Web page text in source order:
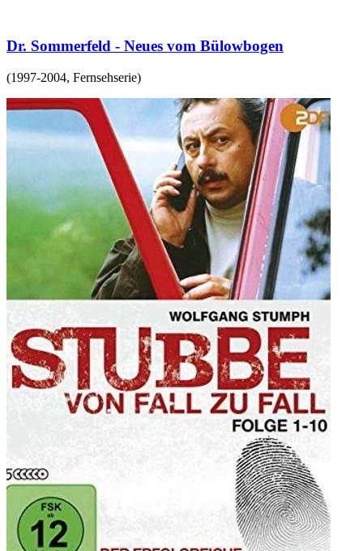
Dr. Sommerfeld - Neues vom Bülowbogen
(1997-2004, Fernsehserie)